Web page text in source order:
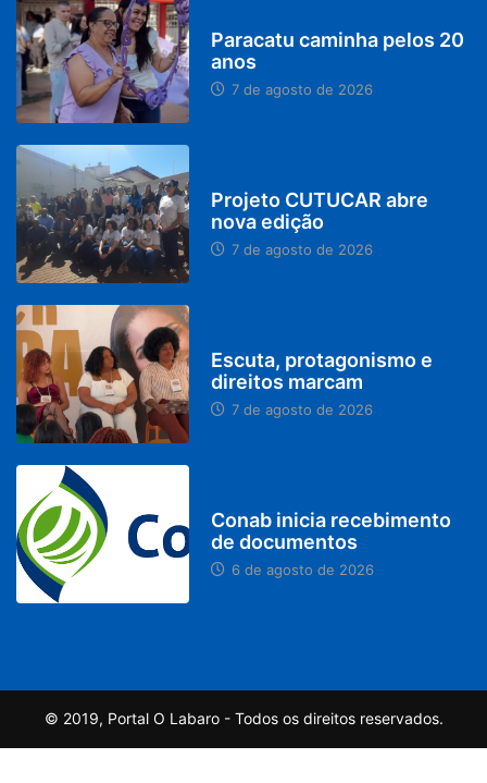
Paracatu caminha pelos 20
anos
7 de agosto de 2026
Projeto CUTUCAR abre
nova edição
7 de agosto de 2026
Escuta, protagonismo e
direitos marcam
7 de agosto de 2026
Conab inicia recebimento
de documentos
6 de agosto de 2026
© 2019, Portal O Labaro - Todos os direitos reservados.